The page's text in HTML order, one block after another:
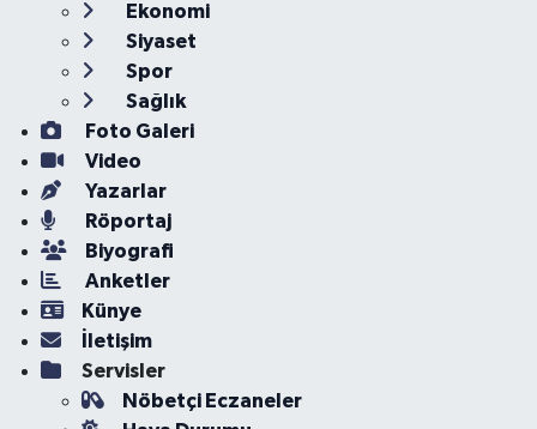
Ekonomi
Siyaset
Spor
Sağlık
Foto Galeri
Video
Yazarlar
Röportaj
Biyografi
Anketler
Künye
İletişim
Servisler
Nöbetçi Eczaneler